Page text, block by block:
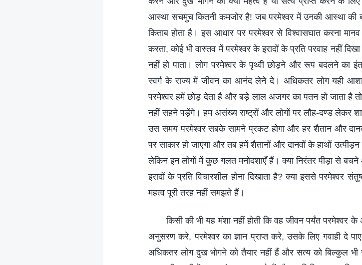
आस्‍था सचमुच कितनी कमजोर है! जब परमेश्वर में उनकी आस्था की
किताब होता है। इस आधार पर परमेश्वर से विश्वासघात करना
करता, कोई भी वास्तव में परमेश्वर के इरादों के प्रति परवाह नहीं
नहीं हो पाता। लोग परमेश्वर के पृथ्वी छोड़ने और रूप बदलने का
स्वर्ग के राज्य में जीवन का आनंद लेने दे। अधिकतर लोग यही
परमेश्वर हमें छोड़ देता है और बड़े लाल अजगर का पतन हो जाता है
नहीं सहने पड़ेंगे। हम असंख्य राष्ट्रों और लोगों पर लौह-दण्ड लेकर
उस समय परमेश्वर सबके सामने प्रकट होगा और हर शैतान और
पर साकार हो जाएगा और तब हमें शैतानों और दानवों के हाथों
लेकिन इन लोगों में कुछ गलत मनोदशाएँ हैं। क्या निरंतर पीड़ा से
इरादों के प्रति विचारशील होना दिखाता है? क्या इससे
महत्व पूरी तरह नहीं समझते हैं।
किसी की भी यह मंशा नहीं होती कि वह जीवन पर्यंत
अनुसरण करे, परमेश्वर का ज्ञान प्राप्त करे, उसके लिए गवाही दे
अधिकतर लोग दुख भोगने को तैयार नहीं हैं और सत्य को बिल्कुल भी